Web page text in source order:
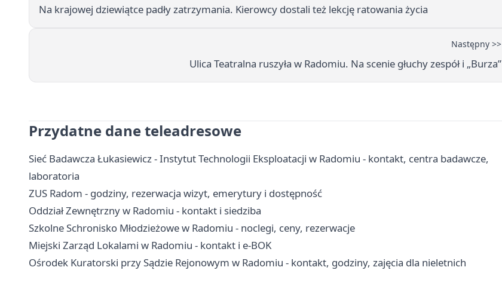
Na krajowej dziewiątce padły zatrzymania. Kierowcy dostali też lekcję ratowania życia
Następny >>
Ulica Teatralna ruszyła w Radomiu. Na scenie głuchy zespół i „Burza”
Przydatne dane teleadresowe
Sieć Badawcza Łukasiewicz - Instytut Technologii Eksploatacji w Radomiu - kontakt, centra badawcze,
laboratoria
ZUS Radom - godziny, rezerwacja wizyt, emerytury i dostępność
Oddział Zewnętrzny w Radomiu - kontakt i siedziba
Szkolne Schronisko Młodzieżowe w Radomiu - noclegi, ceny, rezerwacje
Miejski Zarząd Lokalami w Radomiu - kontakt i e-BOK
Ośrodek Kuratorski przy Sądzie Rejonowym w Radomiu - kontakt, godziny, zajęcia dla nieletnich